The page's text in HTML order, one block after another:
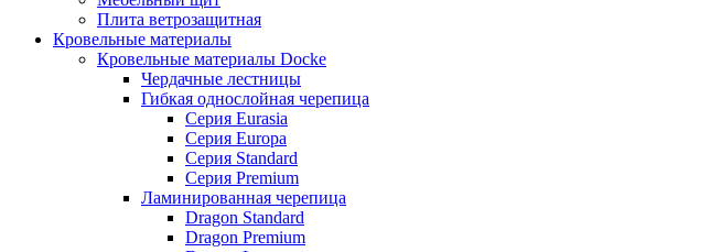
Плита ветрозащитная
Кровельные материалы
Кровельные материалы Docke
Чердачные лестницы
Гибкая однослойная черепица
Серия Eurasia
Серия Europa
Серия Standard
Серия Premium
Ламинированная черепица
Dragon Standard
Dragon Premium